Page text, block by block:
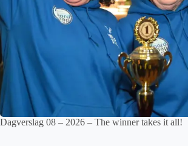
Dagverslag 08 – 2026 – The winner takes it all!